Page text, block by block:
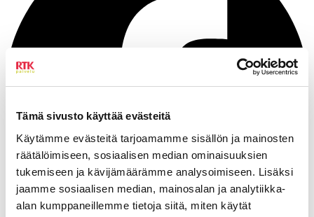
Tämä sivusto käyttää evästeitä
Käytämme evästeitä tarjoamamme sisällön ja mainosten
räätälöimiseen, sosiaalisen median ominaisuuksien
tukemiseen ja kävijämäärämme analysoimiseen. Lisäksi
jaamme sosiaalisen median, mainosalan ja analytiikka-
alan kumppaneillemme tietoja siitä, miten käytät